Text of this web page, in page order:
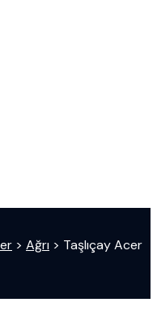
> Ağrı > Taşlıçay Acer